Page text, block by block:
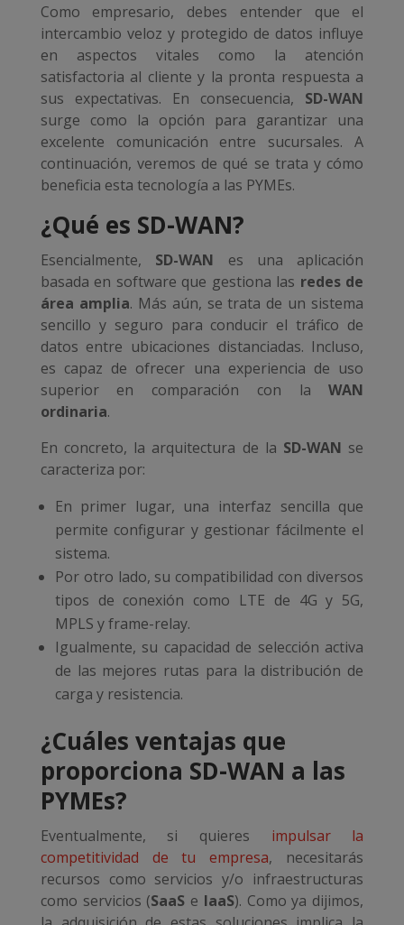
Como empresario, debes entender que el
intercambio veloz y protegido de datos influye
en aspectos vitales como la atención
satisfactoria al cliente y la pronta respuesta a
sus expectativas. En consecuencia, SD-WAN
surge como la opción para garantizar una
excelente comunicación entre sucursales. A
continuación, veremos de qué se trata y cómo
beneficia esta tecnología a las PYMEs.
¿Qué es SD-WAN?
Esencialmente, SD-WAN es una aplicación
basada en software que gestiona las redes de
área amplia. Más aún, se trata de un sistema
sencillo y seguro para conducir el tráfico de
datos entre ubicaciones distanciadas. Incluso,
es capaz de ofrecer una experiencia de uso
superior en comparación con laWAN
ordinaria.
En concreto, la arquitectura de la SD-WAN se
caracteriza por:
En primer lugar, una interfaz sencilla que
permite configurar y gestionar fácilmente el
sistema.
Por otro lado, su compatibilidad con diversos
tipos de conexión como LTE de 4G y 5G,
MPLS y frame-relay.
Igualmente, su capacidad de selección activa
de las mejores rutas para la distribución de
carga y resistencia.
¿Cuáles ventajas que
proporciona SD-WAN a las
PYMEs?
Eventualmente, si quieres impulsar la
competitividad de tu empresa, necesitarás
recursos como servicios y/o infraestructuras
como servicios (SaaS e IaaS). Como ya dijimos,